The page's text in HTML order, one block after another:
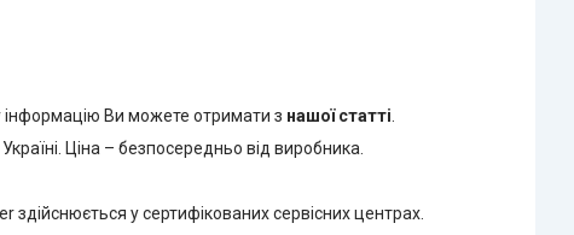
інформацію Ви можете отримати з нашої статті.
Ціна – безпосередньо від виробника.
у сертифікованих сервісних центрах.